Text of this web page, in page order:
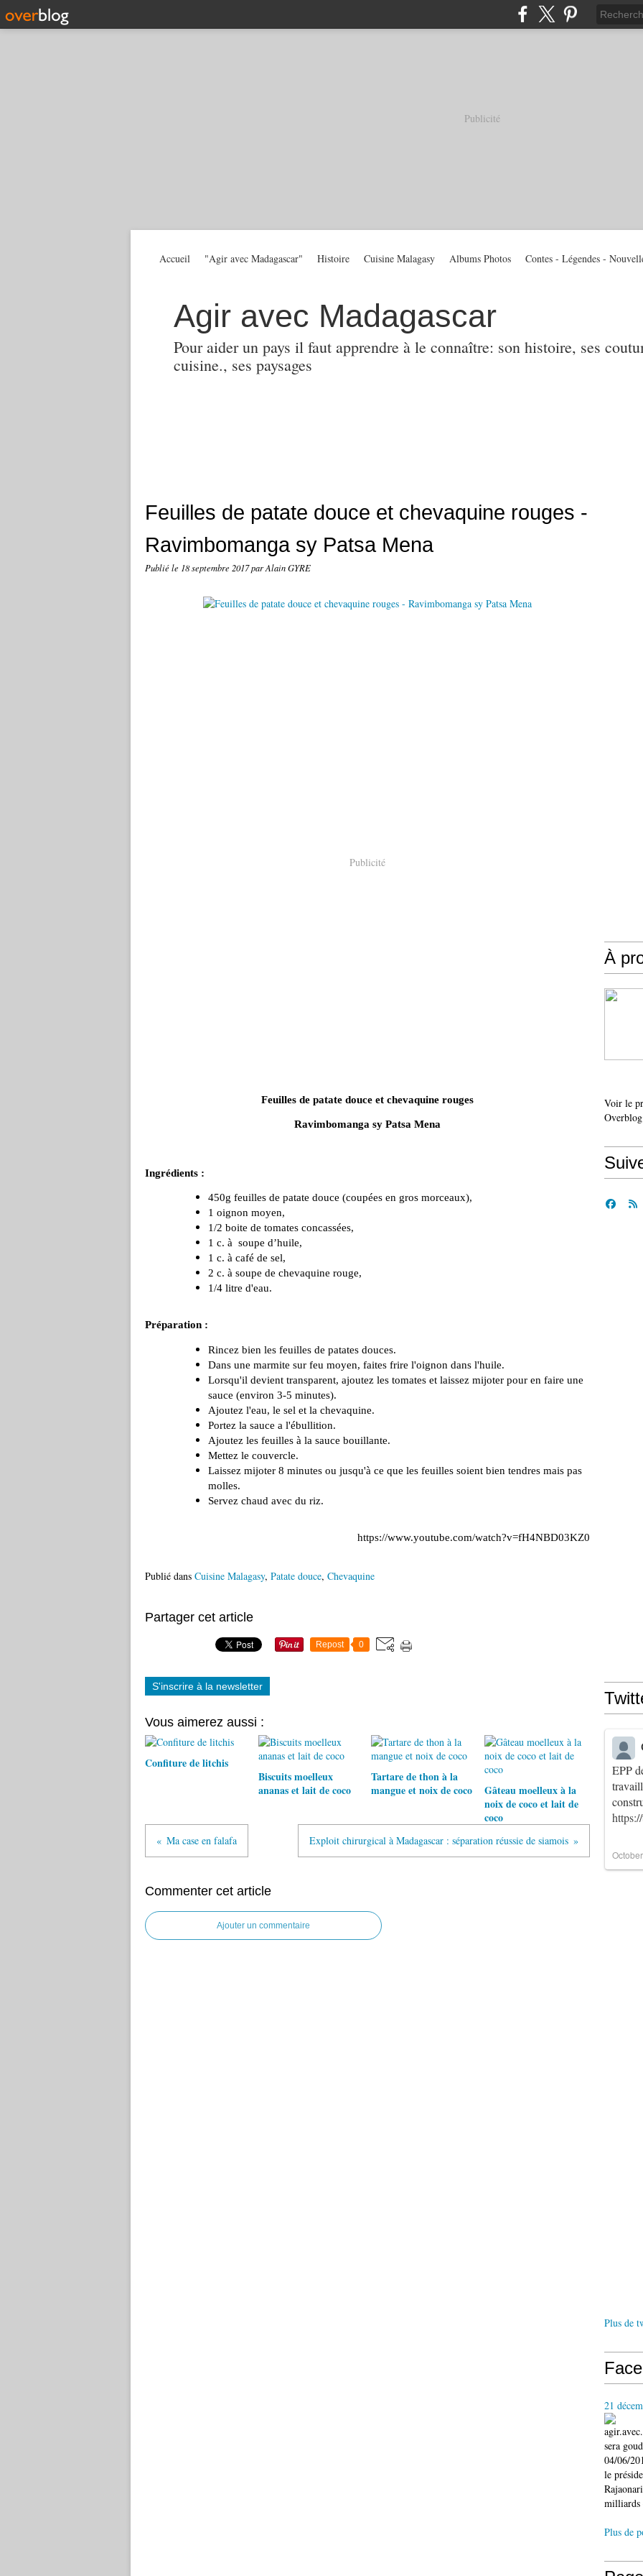
Publicité
Agir avec Madagascar
Pour aider un pays il faut apprendre à le connaître: son histoire, ses
cuisine., ses paysages
Accueil "Agir avec Madagascar" Histoire Cuisine Malagasy Albums Photos Contes - Légendes -
Feuilles de patate douce et chevaquine rouges -
Ravimbomanga sy Patsa Mena
Publié le 18 septembre 2017par Alain GYRE
Publicité
Feuilles de patate douce et chevaquine rouges
Ravimbomanga sy Patsa Mena
Ingrédients :
450g feuilles de patate douce (coupées en gros morceaux),
1 oignon moyen,
1/2 boite de tomates concassées,
1 c. à soupe d’huile,
1 c. à café de sel,
2 c. à soupe de chevaquine rouge,
1/4 litre d'eau.
Préparation :
Rincez bien les feuilles de patates douces.
Dans une marmite sur feu moyen, faites frire l'oignon dans l'huile.
Lorsqu'il devient transparent, ajoutez les tomates et laissez mijoter pour en faire une
sauce (environ 3-5 minutes).
Ajoutez l'eau, le sel et la chevaquine.
Portez la sauce a l'ébullition.
Ajoutez les feuilles à la sauce bouillante.
Mettez le couvercle.
Laissez mijoter 8 minutes ou jusqu'à ce que les feuilles soient bien tendres mais pas
molles.
Servez chaud avec du riz.
https://www.youtube.com/watch?v=fH4NBD03KZ0
Publié dans Cuisine Malagasy, Patate douce, Chevaquine
Partager cet article
Repost 0
S'inscrire à la newsletter
Vous aimerez aussi :
Confiture de litchis
Biscuits moelleux
ananas et lait de coco
Tartare de thon à la
mangue et noix de coco
Gâteau moelleux à la
noix de coco et lait de
coco
Ma case en falafa Exploit chirurgical à Madagascar : séparation réussie de siamois
Commenter cet article
Ajouter un commentaire
À
Voir le
Overblog
EPP
Plus de
21
sera
04/06/
le
milliards
Plus de